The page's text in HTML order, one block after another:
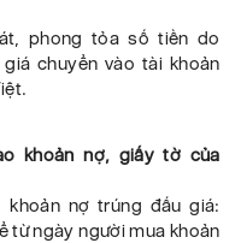
phong tỏa số tiền do
chuyển vào tài khoản
khoản nợ, giấy tờ của
nợ trúng đấu giá:
từ ngày người mua khoản